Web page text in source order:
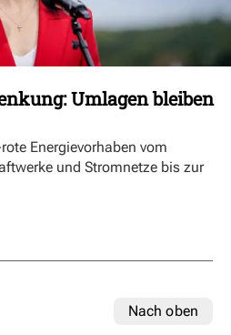
Umlagen bleiben
Energievorhaben vom
und Stromnetze bis zur
Nach oben